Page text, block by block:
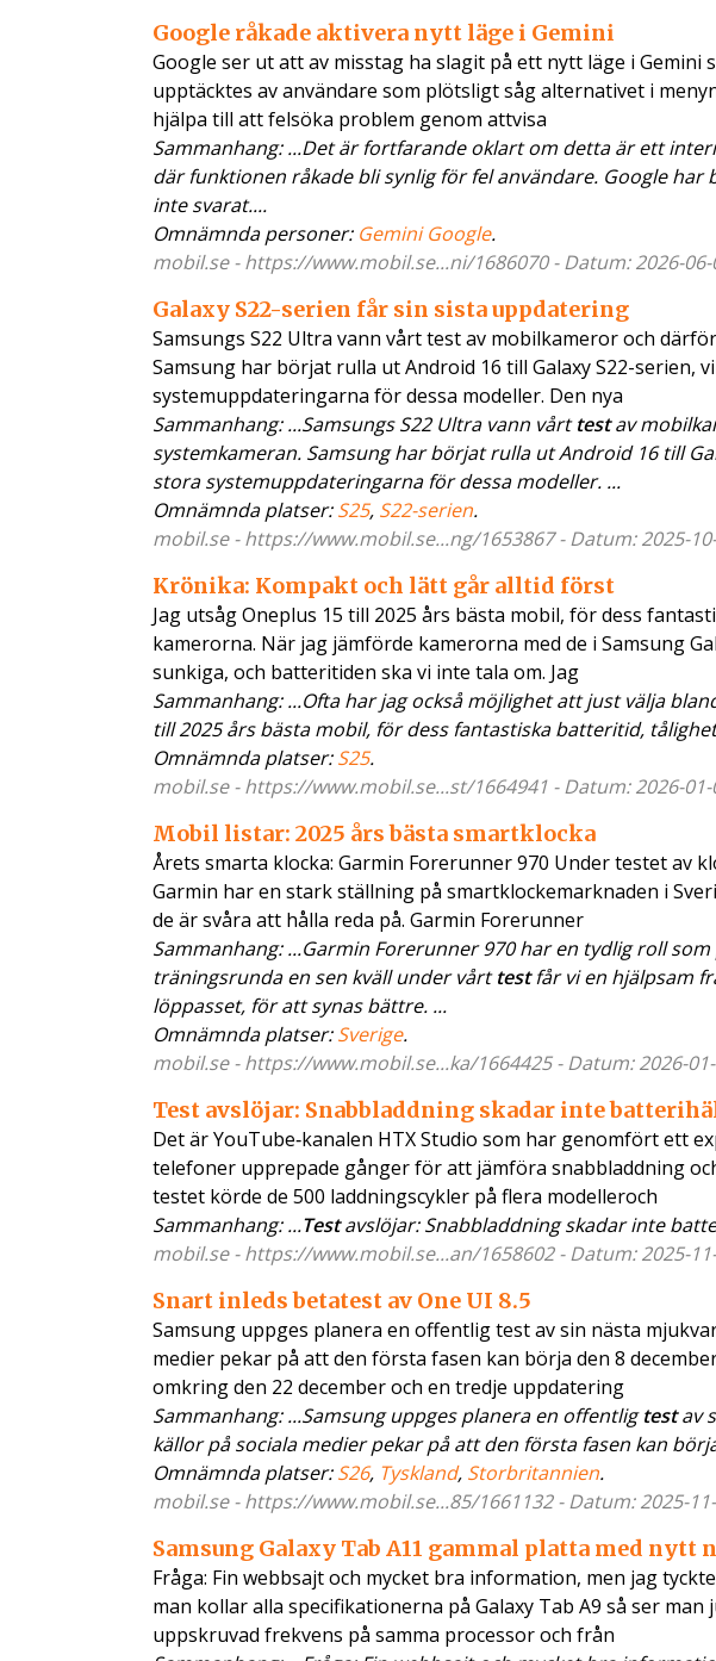
Google råkade aktivera nytt läge i Gemini
Google ser ut att av misstag ha slagit på ett nytt läge i Gemini
upptäcktes av användare som plötsligt såg alternativet i
hjälpa till att felsöka problem genom attvisa
Sammanhang: ...Det är fortfarande oklart om detta är ett
där funktionen råkade bli synlig för fel användare. Google
inte svarat....
Omnämnda personer: Gemini Google.
mobil.se - https://www.mobil.se...ni/1686070 - Datum: 2026-06-
Galaxy S22-serien får sin sista uppdatering
Samsungs S22 Ultra vann vårt test av mobilkameror och
Samsung har börjat rulla ut Android 16 till Galaxy S22-serien,
systemuppdateringarna för dessa modeller. Den nya
Sammanhang: ...Samsungs S22 Ultra vann vårttestav
systemkameran. Samsung har börjat rulla ut Android 16 till
stora systemuppdateringarna för dessa modeller. ...
Omnämnda platser:S25, S22-serien.
mobil.se - https://www.mobil.se...ng/1653867 - Datum: 2025-
Krönika: Kompakt och lätt går alltid först
Jag utsåg Oneplus 15 till 2025 års bästa mobil, för dess
kamerorna. När jag jämförde kamerorna med de i Samsung
sunkiga, och batteritiden ska vi inte tala om. Jag
Sammanhang: ...Ofta har jag också möjlighet att just välja
till 2025 års bästa mobil, för dess fantastiska batteritid,
Omnämnda platser:S25.
mobil.se - https://www.mobil.se...st/1664941 - Datum: 2026-01-
Mobil listar: 2025 års bästa smartklocka
Årets smarta klocka: Garmin Forerunner 970 Under testet av
Garmin har en stark ställning på smartklockemarknaden i
de är svåra att hålla reda på. Garmin Forerunner
Sammanhang: ...Garmin Forerunner 970 har en tydlig roll
träningsrunda en sen kväll under vårttestfår vi en hjälpsam
löppasset, för att synas bättre. ...
Omnämnda platser:Sverige.
mobil.se - https://www.mobil.se...ka/1664425 - Datum: 2026-
Test avslöjar: Snabbladdning skadar inte
Det är YouTube‑kanalen HTX Studio som har genomfört ett
telefoner upprepade gånger för att jämföra snabbladdning
testet körde de 500 laddningscykler på flera modelleroch
Sammanhang: ...Testavslöjar: Snabbladdning skadar inte
mobil.se - https://www.mobil.se...an/1658602 - Datum: 2025-
Snart inleds betatest av One UI 8.5
Samsung uppges planera en offentlig test av sin nästa
medier pekar på att den första fasen kan börja den 8
omkring den 22 december och en tredje uppdatering
Sammanhang: ...Samsung uppges planera en offentligtestav
källor på sociala medier pekar på att den första fasen kan
Omnämnda platser:S26, Tyskland, Storbritannien.
mobil.se - https://www.mobil.se...85/1661132 - Datum: 2025-
Samsung Galaxy Tab A11 gammal platta med nytt
Fråga: Fin webbsajt och mycket bra information, men jag
man kollar alla specifikationerna på Galaxy Tab A9 så ser
uppskruvad frekvens på samma processor och från